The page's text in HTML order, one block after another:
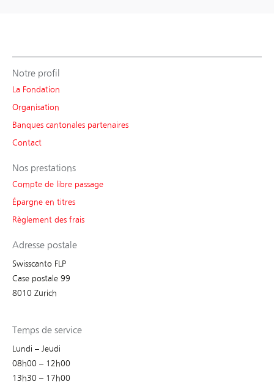
Notre profil
La Fondation
Organisation
Banques cantonales partenaires
Contact
Nos prestations
Compte de libre passage
Épargne en titres
Règlement des frais
Adresse postale
Swisscanto FLP
Case postale 99
8010 Zurich
Temps de service
Lundi – Jeudi
08h00 – 12h00
13h30 – 17h00